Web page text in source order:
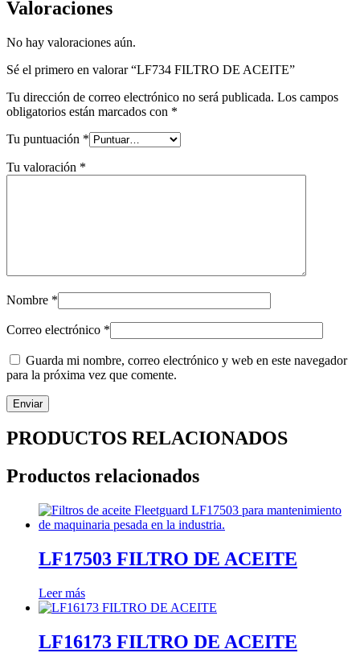
Valoraciones
No hay valoraciones aún.
Sé el primero en valorar “LF734 FILTRO DE ACEITE”
Tu dirección de correo electrónico no será publicada. Los campos
obligatorios están marcados con *
Tu puntuación *
Tu valoración *
Nombre *
Correo electrónico *
Guarda mi nombre, correo electrónico y web en este navegador
para la próxima vez que comente.
PRODUCTOS RELACIONADOS
Productos relacionados
LF17503 FILTRO DE ACEITE
Leer más
LF16173 FILTRO DE ACEITE